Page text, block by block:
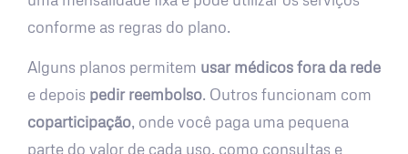
conforme as regras do plano.
Alguns planos permitem usar médicos fora da rede
e depois pedir reembolso. Outros funcionam com
coparticipação, onde você paga uma pequena
parte do valor de cada uso, como consultas e